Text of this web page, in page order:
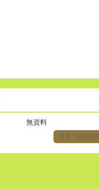
無資料
更多 活動相簿